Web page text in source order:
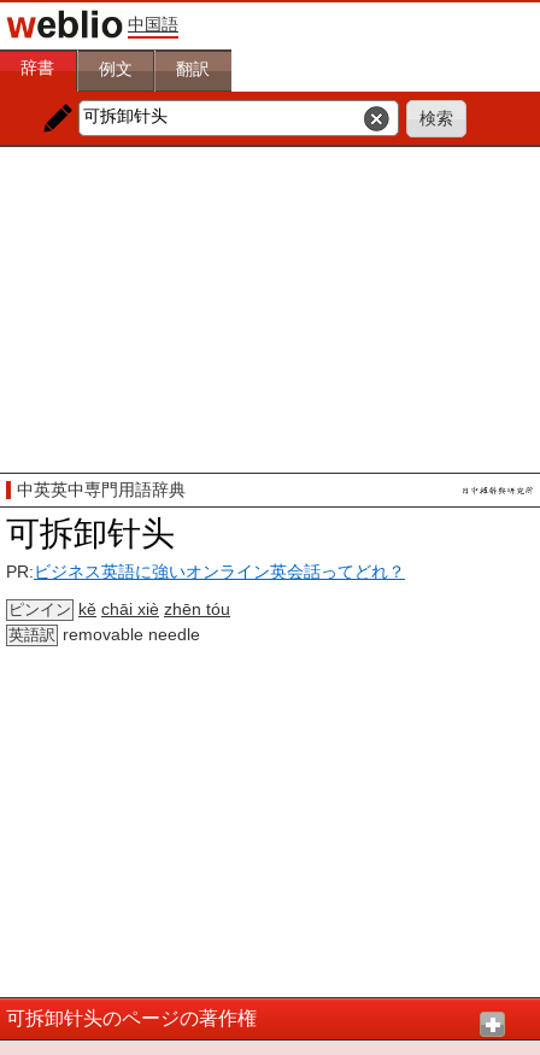
中国語
辞書 例文 翻訳
中英英中専門用語辞典
可拆卸针头
PR:ビジネス英語に強いオンライン英会話ってどれ？
ピンイン kě chāi xiè zhēn tóu
英語訳 removable needle
可拆卸针头のページの著作権